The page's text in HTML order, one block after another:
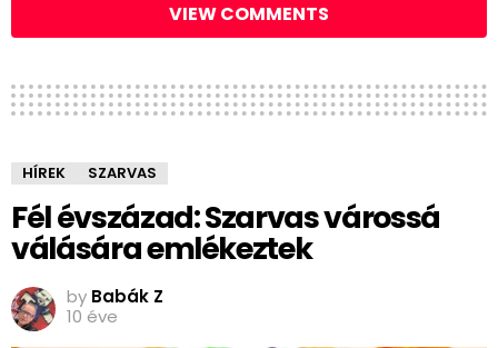
VIEW COMMENTS
HÍREK SZARVAS
Fél évszázad: Szarvas várossá
válására emlékeztek
by Babák Z
10 éve